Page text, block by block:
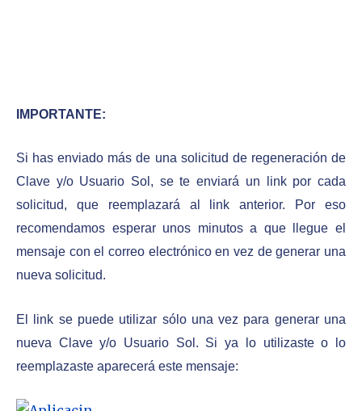
IMPORTANTE:
Si has enviado más de una solicitud de regeneración de
Clave y/o Usuario Sol, se te enviará un link por cada
solicitud, que reemplazará al link anterior. Por eso
recomendamos esperar unos minutos a que llegue el
mensaje con el correo electrónico en vez de generar una
nueva solicitud.
El link se puede utilizar sólo una vez para generar una
nueva Clave y/o Usuario Sol. Si ya lo utilizaste o lo
reemplazaste aparecerá este mensaje: